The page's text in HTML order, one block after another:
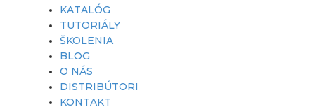
KATALÓG
TUTORIÁLY
ŠKOLENIA
BLOG
O NÁS
DISTRIBÚTORI
KONTAKT